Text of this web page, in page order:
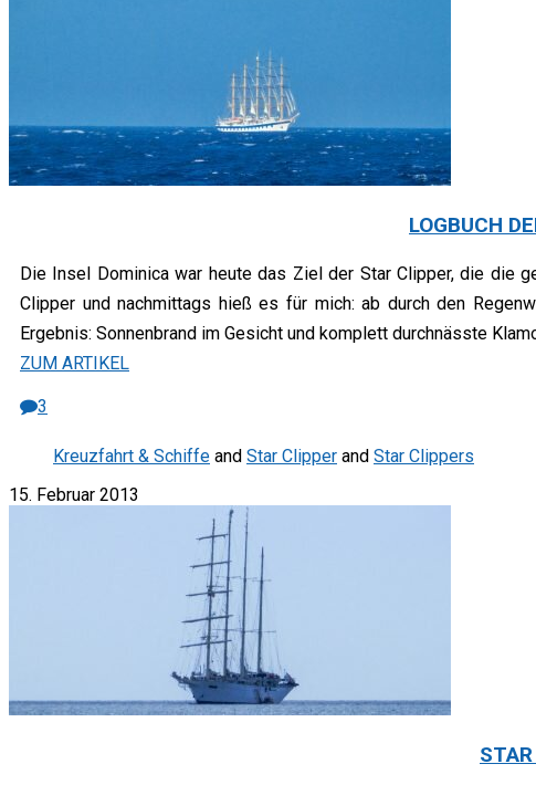
LOGBUCH
Die Insel Dominica war heute das Ziel der Star Clipper, die die
Clipper und nachmittags hieß es für mich: ab durch den
Ergebnis: Sonnenbrand im Gesicht und komplett durchnässte
ZUM ARTIKEL
3
Kreuzfahrt & Schiffe and Star Clipper and Star Clippers
15. Februar 2013